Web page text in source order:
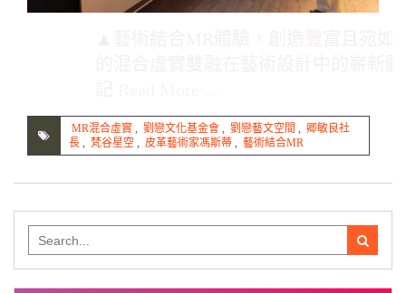
MR混合虛實 , 劉戀文化基金會 , 劉戀藝文空間 , 卿敏良社
長 , 梵谷星空 , 皮革藝術家馮斯蒂 , 藝術結合MR
for: